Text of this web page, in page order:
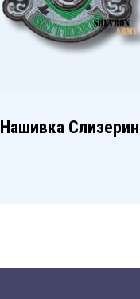
Нашивка Слизерин